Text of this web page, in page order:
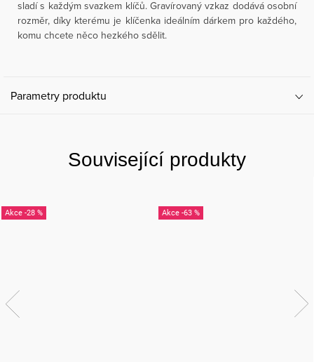
sladí s každým svazkem klíčů. Gravírovaný vzkaz dodává osobní
rozměr, díky kterému je klíčenka ideálním dárkem pro každého,
komu chcete něco hezkého sdělit.
Parametry produktu
Související produkty
-28 % -63 %